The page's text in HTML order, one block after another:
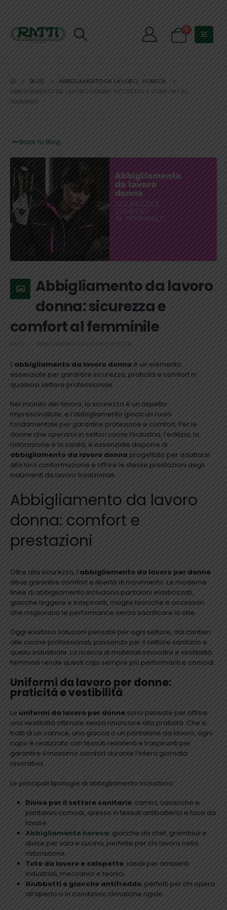
0
BLOG ABBIGLIAMENTO DA LAVORO, HORECA
ABBIGLIAMENTO DA LAVORO DONNA: SICUREZZA E COMFORT AL
FEMMINILE
Back to Blog
Abbigliamento da lavoro
donna: sicurezza e
comfort al femminile
RATTI ABBIGLIAMENTO DA LAVORO, HORECA
L’abbigliamento da lavoro donna è un elemento
essenziale per garantire sicurezza, praticità e comfort in
qualsiasi settore professionale.
Nel mondo del lavoro, la sicurezza è un aspetto
imprescindibile, e l’abbigliamento gioca un ruolo
fondamentale per garantire protezione e comfort. Per le
donne che operano in settori come l’industria, l’edilizia, la
ristorazione e la sanità, è essenziale disporre di
abbigliamento da lavoro donna progettato per adattarsi
alla loro conformazione e offrire le stesse prestazioni degli
indumenti da lavoro tradizionali.
Abbigliamento da lavoro
donna: comfort e
prestazioni
Oltre alla sicurezza, l’abbigliamento da lavoro per donne
deve garantire comfort e libertà di movimento. Le moderne
linee di abbigliamento includono pantaloni elasticizzati,
giacche leggere e traspiranti, maglie tecniche e accessori
che migliorano le performance senza sacrificare lo stile.
Oggi esistono soluzioni pensate per ogni settore, dai cantieri
alle cucine professionali, passando per il settore sanitario e
quello industriale. La ricerca di materiali innovativi e vestibilità
femminili rende questi capi sempre più performanti e comodi.
Uniformi da lavoro per donne:
praticità e vestibilità
Le uniformi da lavoro per donne sono pensate per offrire
una vestibilità ottimale senza rinunciare alla praticità. Che si
tratti di un camice, una giacca o un pantalone da lavoro, ogni
capo è realizzato con tessuti resistenti e traspiranti per
garantire il massimo comfort durante l’intera giornata
lavorativa.
Le principali tipologie di abbigliamento includono:
Divise per il settore sanitario: camici, casacche e
pantaloni comodi, spesso in tessuti antibatterici e facili da
lavare.
Abbigliamento horeca: giacche da chef, grembiuli e
divise per sala e cucina, perfette per chi lavora nella
ristorazione.
Tute da lavoro e salopette: ideali per ambienti
industriali, meccanici e tecnici.
Giubbotti e giacche antifreddo: perfetti per chi opera
all’aperto o in condizioni climatiche rigide.